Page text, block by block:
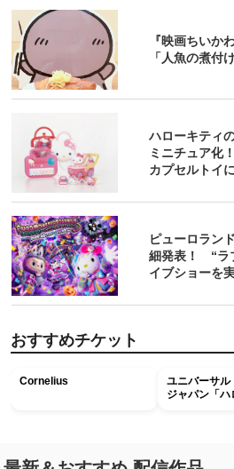
『映画ちい
「人魚の煮付
ハローキティ
ミニチュア化
カプセルトイ
ピューロラン
細発表！ “ラ
イブショーを
おすすめチケット
Cornelius
ユニバーサル
ジャパン「ハ